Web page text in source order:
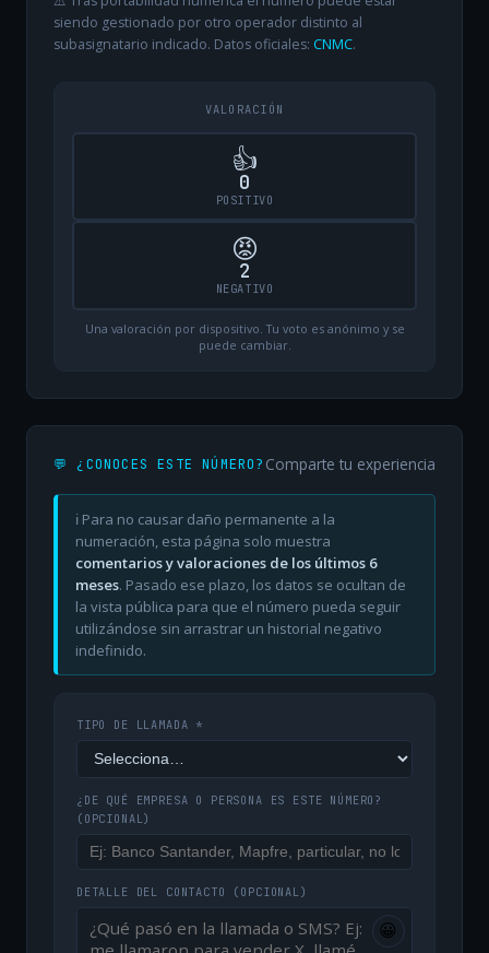
siendo gestionado por otro operador distinto al
subasignatario indicado. Datos oficiales: CNMC.
VALORACIÓN
👍
0
POSITIVO
😡
2
NEGATIVO
Una valoración por dispositivo. Tu voto es anónimo y se
puede cambiar.
💬 ¿CONOCES ESTE NÚMERO? Comparte tu experiencia
ℹ️ Para no causar daño permanente a la
numeración, esta página solo muestra
comentarios y valoraciones de los últimos 6
meses. Pasado ese plazo, los datos se ocultan de
la vista pública para que el número pueda seguir
utilizándose sin arrastrar un historial negativo
indefinido.
TIPO DE LLAMADA *
¿DE QUÉ EMPRESA O PERSONA ES ESTE NÚMERO?
(OPCIONAL)
DETALLE DEL CONTACTO (OPCIONAL)
😀